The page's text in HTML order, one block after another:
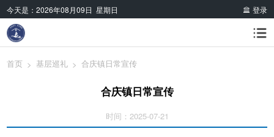
今天是：2026年08月09日 星期日 登录
首页 > 基层巡礼 > 合庆镇日常宣传
合庆镇日常宣传
时间：2025-07-21